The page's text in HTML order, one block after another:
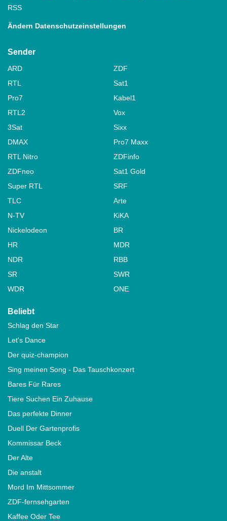
RSS
Ändern Datenschutzeinstellungen
Sender
ARD
ZDF
RTL
Sat1
Pro7
Kabel1
RTL2
Vox
3Sat
Sixx
DMAX
Pro7 Maxx
RTL Nitro
ZDFinfo
ZDFneo
Sat1 Gold
Super RTL
SRF
TLC
Arte
N-TV
KiKA
Nickelodeon
BR
HR
MDR
NDR
RBB
SR
SWR
WDR
ONE
Beliebt
Schlag den Star
Let's Dance
Der quiz-champion
Sing meinen Song - Das Tauschkonzert
Bares Für Rares
Tiere Suchen Ein Zuhause
Das perfekte Dinner
Duell Der Gartenprofis
Kommissar Beck
Der Alte
Die anstalt
Mord Im Mittsommer
ZDF-fernsehgarten
Kaffee Oder Tee